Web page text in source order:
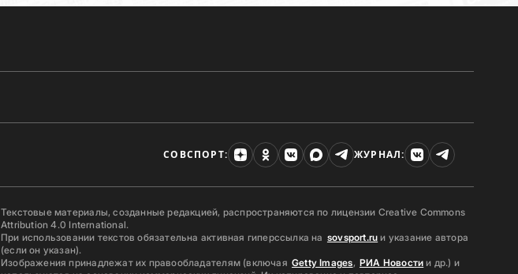
СОВСПОРТ: ЖУРНАЛ:
Текстовые материалы, созданные редакцией, распространяются по лицензии Creative Commons
Attribution 4.0 International.
При использовании текстов обязательна активная гиперссылка на sovsport.ru и указание автора
(если он указан).
Изображения принадлежат их правообладателям (включая Getty Images, РИА Новости и др.) и